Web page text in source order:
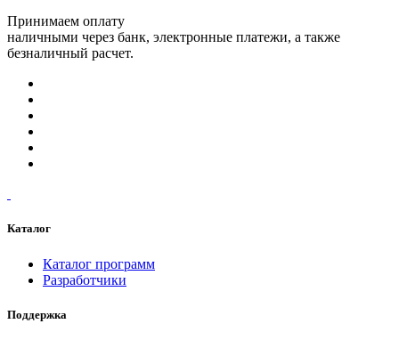
Принимаем оплату
наличными через банк, электронные платежи, а также
безналичный расчет.
Каталог
Каталог программ
Разработчики
Поддержка